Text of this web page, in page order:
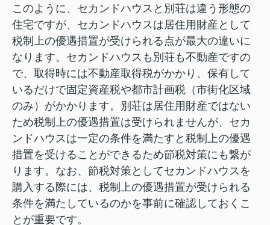
このように、セカンドハウスと別荘は違う形態の
住宅ですが、セカンドハウスは居住用財産として
税制上の優遇措置が受けられる点が最大の違いに
なります。セカンドハウスも別荘も不動産ですの
で、取得時には不動産取得税がかかり、保有して
いるだけで固定資産税や都市計画税（市街化区域
のみ）がかかります。別荘は居住用財産ではない
ため税制上の優遇措置は受けられませんが、セカ
ンドハウスは一定の条件を満たすと税制上の優遇
措置を受けることができるため節税対策にも繋が
ります。なお、節税対策としてセカンドハウスを
購入する際には、税制上の優遇措置が受けられる
条件を満たしているのかを事前に確認しておくこ
とが重要です。